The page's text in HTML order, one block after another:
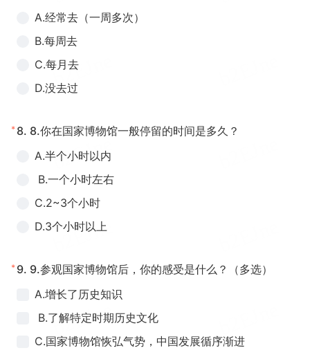
A.经常去（一周多次）
B.每周去
C.每月去
D.没去过
* 8. 8.你在国家博物馆一般停留的时间是多久？
A.半个小时以内
B.一个小时左右
C.2~3个小时
D.3个小时以上
* 9. 9.参观国家博物馆后，你的感受是什么？（多选）
A.增长了历史知识
B.了解特定时期历史文化
C.国家博物馆恢弘气势，中国发展循序渐进